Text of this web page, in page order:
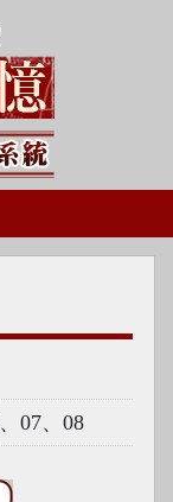
07、08